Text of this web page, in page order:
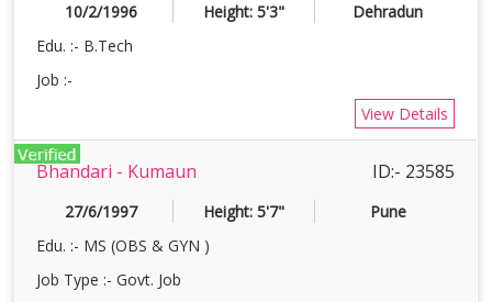
10/2/1996 Height: 5'3"
Dehradun
Edu. :- B.Tech
Job :-
View Details
Bhandari - Kumaun ID:- 23585
27/6/1997 Height: 5'7"
Pune
Edu. :- MS (OBS & GYN )
Job Type :- Govt. Job